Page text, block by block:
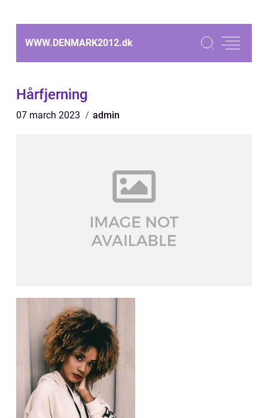
WWW.DENMARK2012.dk
Hårfjerning
07 march 2023 admin